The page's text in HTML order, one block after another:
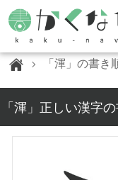
「渾」の書き
「渾」正しい漢字